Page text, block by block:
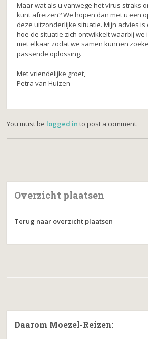
Maar wat als u vanwege het virus straks
kunt afreizen? We hopen dan met u een
deze uitzonderlijke situatie. Mijn advies is
hoe de situatie zich ontwikkelt waarbij we
met elkaar zodat we samen kunnen
passende oplossing.
Met vriendelijke groet,
Petra van Huizen
You must be logged in to post a comment.
Overzicht plaatsen
Terug naar overzicht plaatsen
Daarom Moezel-Reizen: